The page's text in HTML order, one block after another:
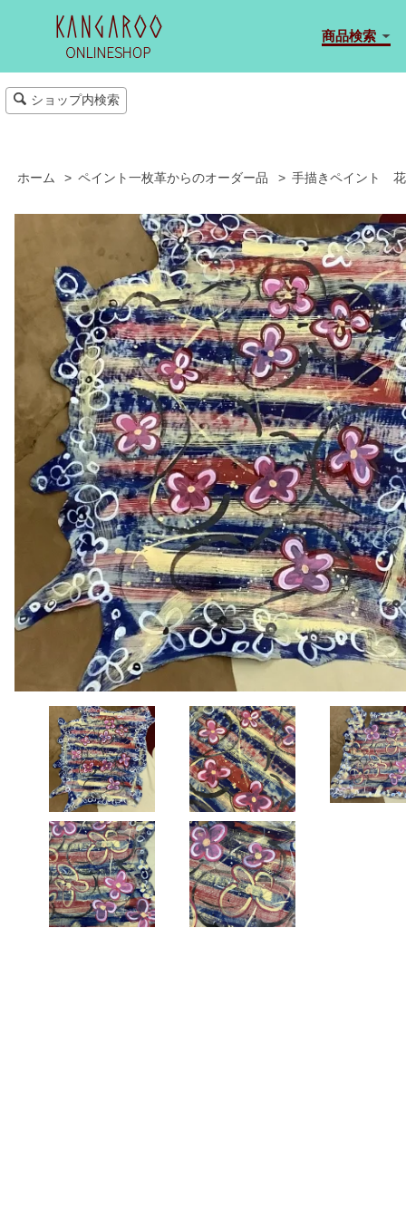
商品検索
ショップ内検索
ホーム > ペイント一枚革からのオーダー品 > 手描きペイント